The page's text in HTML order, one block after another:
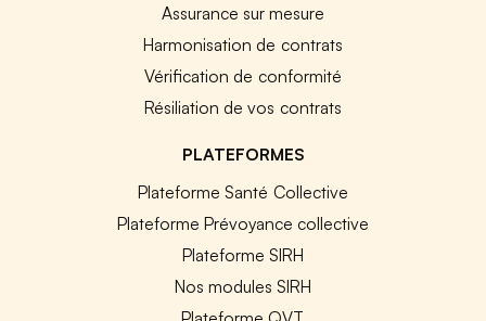
Assurance sur mesure
Harmonisation de contrats
Vérification de conformité
Résiliation de vos contrats
PLATEFORMES
Plateforme Santé Collective
Plateforme Prévoyance collective
Plateforme SIRH
Nos modules SIRH